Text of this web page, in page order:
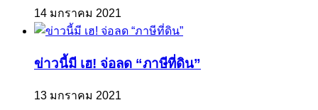
14 มกราคม 2021
ข่าวนี้มี เฮ! จ่อลด “ภาษีที่ดิน”
13 มกราคม 2021